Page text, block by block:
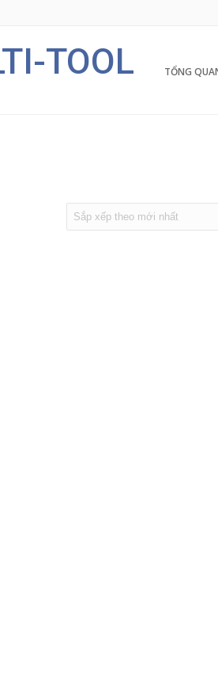
TOOL TỔNG